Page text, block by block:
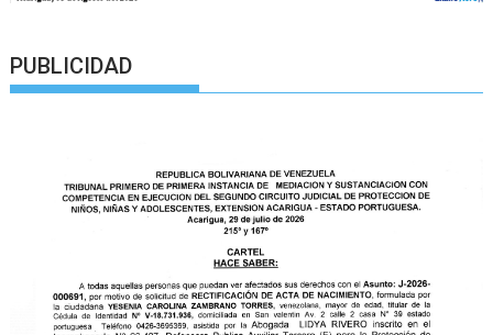
PUBLICIDAD